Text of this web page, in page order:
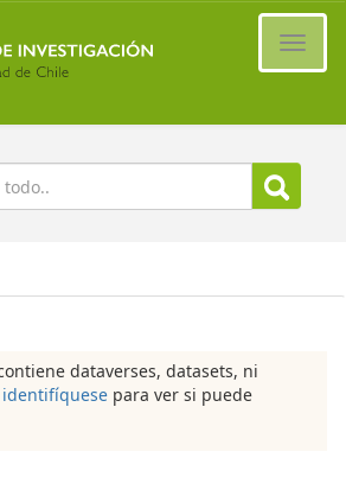
dataverses, datasets, ni
identifíquese para ver si puede